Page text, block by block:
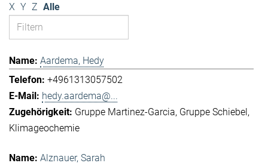
X Y Z Alle
Aardema, Hedy
+4961313057502
hedy.aardema@...
Gruppe Martinez-Garcia Gruppe Schiebel
Klimageochemie
Alznauer, Sarah